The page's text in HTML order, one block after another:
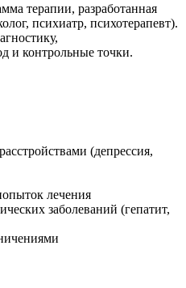
терапии, разработанная
психиатр, психотерапевт).
и контрольные точки.
(депрессия,
лечения
заболеваний (гепатит,